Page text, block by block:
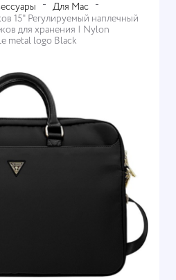
Для Mac
15" Регулируемый наплечный
для хранения | Nylon
metal logo Black